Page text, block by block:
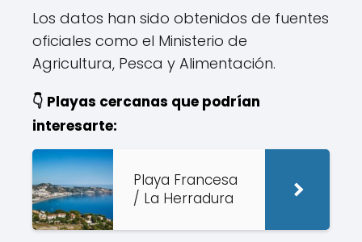
Los datos han sido obtenidos de fuentes
oficiales como el Ministerio de
Agricultura, Pesca y Alimentación.
👇 Playas cercanas que podrían
interesarte:
Playa Francesa
/ La Herradura